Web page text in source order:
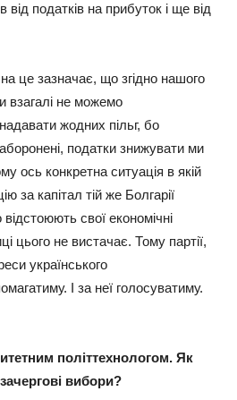
від податків на прибуток і ще від
це зазначає, що згідно нашого
не можемо
жодних пільг, бо
податки знижувати ми
ось конкретна ситуація в якій
за капітал тій же Болгарії
свої економічні
цього не вистачає. Тому партії,
українського
І за неї голосуватиму.
політтехнологом. Як
вибори?